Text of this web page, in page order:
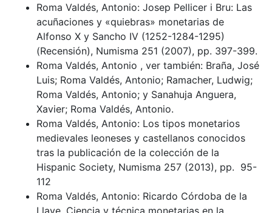
Roma Valdés, Antonio: Josep Pellicer i Bru: Las
acuñaciones y «quiebras» monetarias de
Alfonso X y Sancho IV (1252-1284-1295)
(Recensión), Numisma 251 (2007), pp. 397-399.
Roma Valdés, Antonio , ver también: Braña, José
Luis; Roma Valdés, Antonio; Ramacher, Ludwig;
Roma Valdés, Antonio; y Sanahuja Anguera,
Xavier; Roma Valdés, Antonio.
Roma Valdés, Antonio: Los tipos monetarios
medievales leoneses y castellanos conocidos
tras la publicación de la colección de la
Hispanic Society, Numisma 257 (2013), pp. 95-
112
Roma Valdés, Antonio: Ricardo Córdoba de la
Llave, Ciencia y técnica monetarias en la